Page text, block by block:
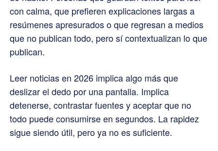
con calma, que prefieren explicaciones largas a
resúmenes apresurados o que regresan a medios
que no publican todo, pero sí contextualizan lo que
publican.
Leer noticias en 2026 implica algo más que
deslizar el dedo por una pantalla. Implica
detenerse, contrastar fuentes y aceptar que no
todo puede consumirse en segundos. La rapidez
sigue siendo útil, pero ya no es suficiente.